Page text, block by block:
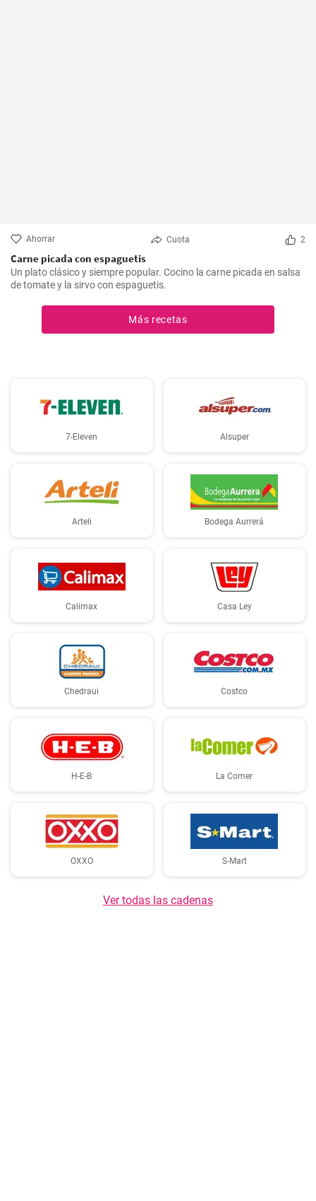
Ahorrar Cuota 2
Carne picada con espaguetis
Un plato clásico y siempre popular. Cocino la carne picada en salsa
de tomate y la sirvo con espaguetis.
Más recetas
7-Eleven Alsuper
Arteli Bodega Aurrerá
Calimax Casa Ley
Chedraui Costco
H-E-B La Comer
OXXO S-Mart
Ver todas las cadenas